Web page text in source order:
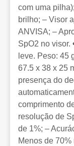
com uma
brilho; – Visor
ANVISA; –
SpO2 no visor.
leve. Peso: 45
67.5 x 38 x 25
presença do
comprimento
resolução de
de 1%; –
Menos de